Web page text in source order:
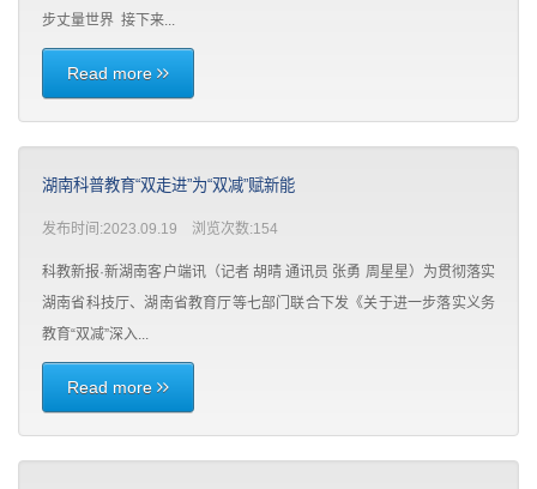
步丈量世界 接下来...
Read more
湖南科普教育“双走进”为“双减”赋新能
发布时间:2023.09.19 浏览次数:154
科教新报·新湖南客户端讯（记者 胡晴 通讯员 张勇 周星星）为贯彻落实
湖南省科技厅、湖南省教育厅等七部门联合下发《关于进一步落实义务
教育“双减”深入...
Read more